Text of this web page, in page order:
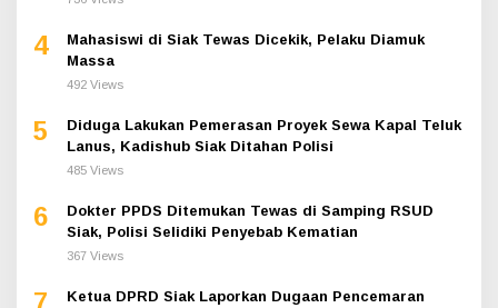
4
Mahasiswi di Siak Tewas Dicekik, Pelaku Diamuk
Massa
492 Views
5
Diduga Lakukan Pemerasan Proyek Sewa Kapal Teluk
Lanus, Kadishub Siak Ditahan Polisi
485 Views
6
Dokter PPDS Ditemukan Tewas di Samping RSUD
Siak, Polisi Selidiki Penyebab Kematian
367 Views
Ketua DPRD Siak Laporkan Dugaan Pencemaran